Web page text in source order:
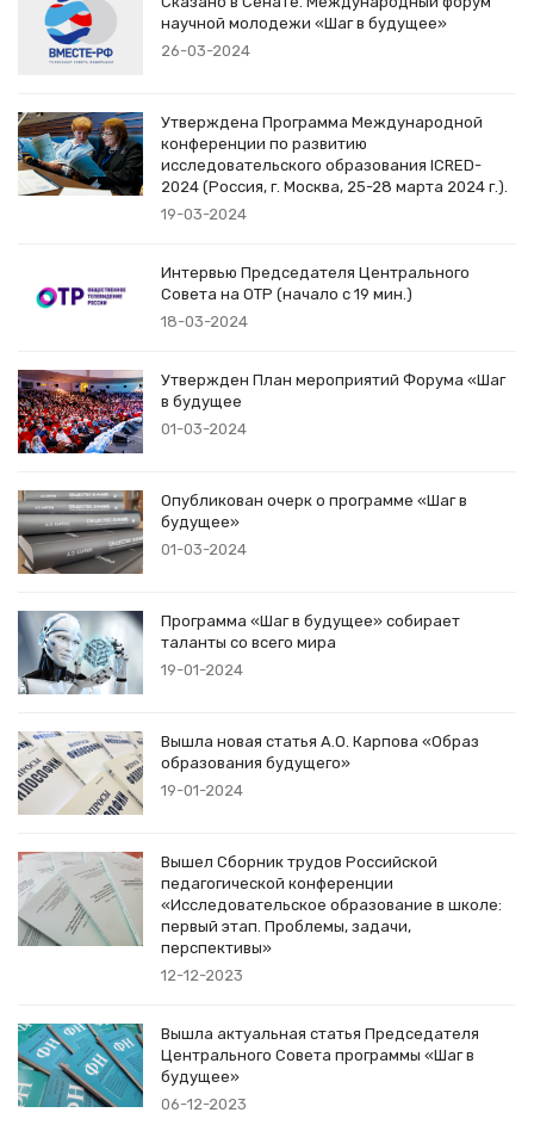
научной молодежи «Шаг в будущее»
26-03-2024
Утверждена Программа Международной
конференции по развитию
исследовательского образования ICRED-
2024 (Россия, г. Москва, 25-28 марта 2024 г.).
19-03-2024
Интервью Председателя Центрального
Совета на ОТР (начало с 19 мин.)
18-03-2024
Утвержден План мероприятий Форума «Шаг
в будущее
01-03-2024
Опубликован очерк о программе «Шаг в
будущее»
01-03-2024
Программа «Шаг в будущее» собирает
таланты со всего мира
19-01-2024
Вышла новая статья А.О. Карпова «Образ
образования будущего»
19-01-2024
Вышел Сборник трудов Российской
педагогической конференции
«Исследовательское образование в школе:
первый этап. Проблемы, задачи,
перспективы»
12-12-2023
Вышла актуальная статья Председателя
Центрального Совета программы «Шаг в
будущее»
06-12-2023